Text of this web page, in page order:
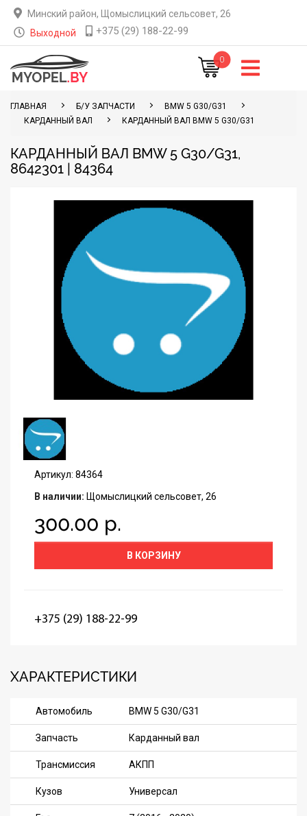
Минский район, Щомыслицкий сельсовет, 26
Выходной
+375 (29) 188-22-99
0
ГЛАВНАЯ Б/У ЗАПЧАСТИ
BMW 5 G30/G31
КАРДАННЫЙ ВАЛ
КАРДАННЫЙ ВАЛ BMW 5 G30/G31
КАРДАННЫЙ ВАЛ BMW 5 G30/G31,
8642301 | 84364
Артикул: 84364
В наличии: Щомыслицкий сельсовет, 26
300.00 р.
В КОРЗИНУ
+375 (29) 188-22-99
ХАРАКТЕРИСТИКИ
Автомобиль BMW 5 G30/G31
Запчасть Карданный вал
Трансмиссия АКПП
Кузов Универсал